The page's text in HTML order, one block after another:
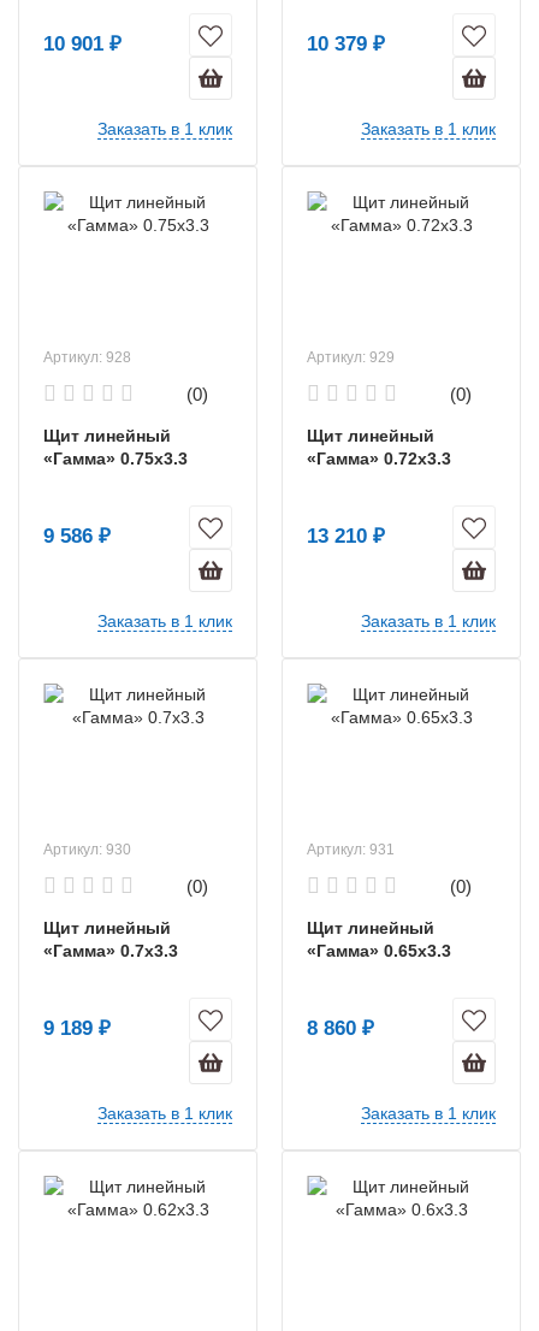
10 901 ₽
Заказать в 1 клик
10 379 ₽
Заказать в 1 клик
Артикул: 928
(0)
Щит линейный
«Гамма» 0.75х3.3
9 586 ₽
Заказать в 1 клик
Артикул: 929
(0)
Щит линейный
«Гамма» 0.72х3.3
13 210 ₽
Заказать в 1 клик
Артикул: 930
(0)
Щит линейный
«Гамма» 0.7х3.3
9 189 ₽
Заказать в 1 клик
Артикул: 931
(0)
Щит линейный
«Гамма» 0.65х3.3
8 860 ₽
Заказать в 1 клик